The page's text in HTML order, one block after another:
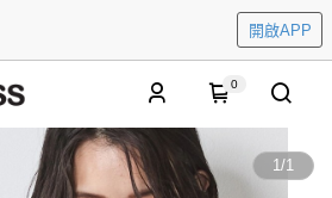
開啟APP
0
1/1